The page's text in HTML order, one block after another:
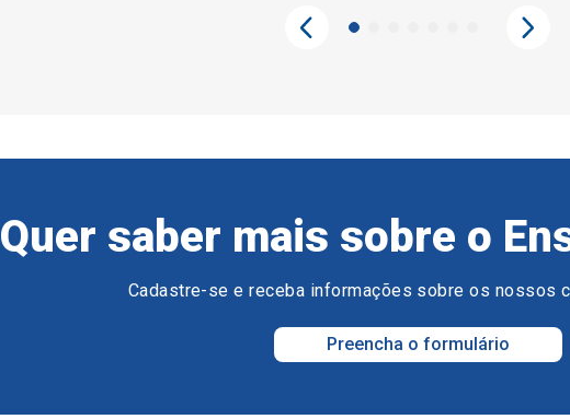
Quer saber mais sobre o
Cadastre-se e receba informações sobre os nossos
Preencha o formulário